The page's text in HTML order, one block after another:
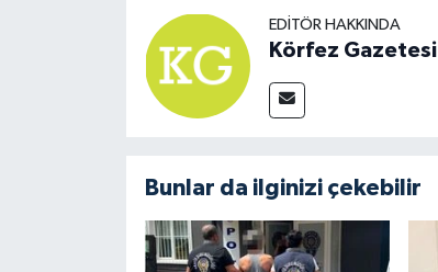
EDITÖR HAKKINDA
Körfez Gazetesi
Bunlar da ilginizi çekebilir